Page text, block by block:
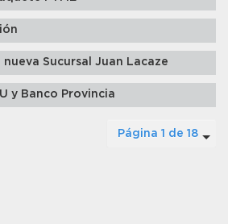
Sucursal Juan Lacaze
y Banco Provincia
Página 1 de 18